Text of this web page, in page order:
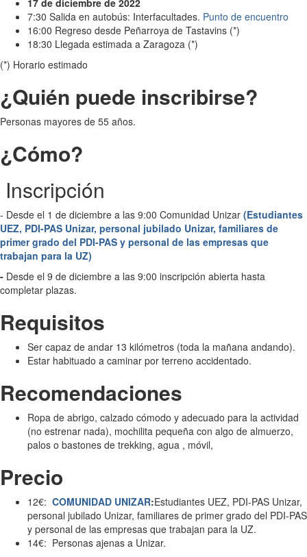
7:30 Salida en autobús: Interfacultades. Punto de encuentro
16:00 Regreso desde Peñarroya de Tastavins (*)
18:30 Llegada estimada a Zaragoza (*)
(*) Horario estimado
¿Quién puede inscribirse?
Personas mayores de 55 años.
¿Cómo?
Inscripción
- Desde el 1 de diciembre a las 9:00 Comunidad Unizar (Estudiantes
UEZ, PDI-PAS Unizar, personal jubilado Unizar, familiares de
primer grado del PDI-PAS y personal de las empresas que
trabajan para la UZ)
- Desde el 9 de diciembre a las 9:00 inscripción abierta hasta
completar plazas.
Requisitos
Ser capaz de andar 13 kilómetros (toda la mañana andando).
Estar habituado a caminar por terreno accidentado.
Recomendaciones
Ropa de abrigo, calzado cómodo y adecuado para la actividad
(no estrenar nada), mochilita pequeña con algo de almuerzo,
palos o bastones de trekking, agua , móvil,
Precio
12€: COMUNIDAD UNIZAR:Estudiantes UEZ, PDI-PAS Unizar,
personal jubilado Unizar, familiares de primer grado del PDI-PAS
y personal de las empresas que trabajan para la UZ.
14€: Personas ajenas a Unizar.